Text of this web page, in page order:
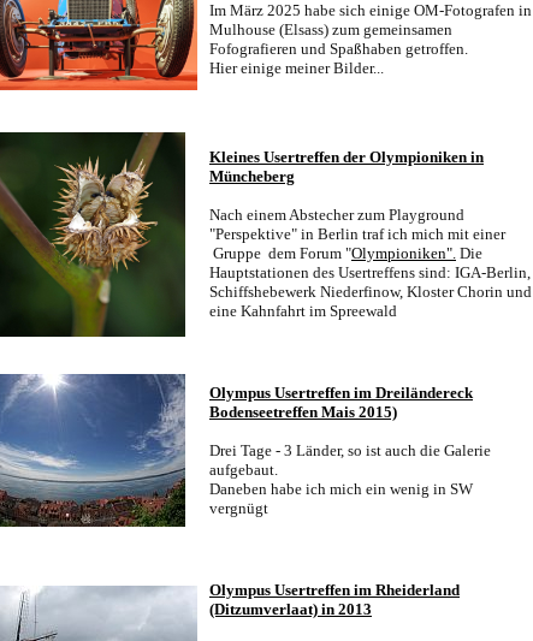
Im März 2025 habe sich einige OM-Fotografen in
Mulhouse (Elsass) zum gemeinsamen
Fofografieren und Spaßhaben getroffen.
Hier einige meiner Bilder...
Kleines Usertreffen der Olympioniken in
Müncheberg
Nach einem Abstecher zum Playground
"Perspektive" in Berlin traf ich mich mit einer
Gruppe dem Forum "Olympioniken". Die
Hauptstationen des Usertreffens sind: IGA-Berlin,
Schiffshebewerk Niederfinow, Kloster Chorin und
eine Kahnfahrt im Spreewald
Olympus Usertreffen im Dreiländereck
Bodenseetreffen Mais 2015)
Drei Tage - 3 Länder, so ist auch die Galerie
aufgebaut.
Daneben habe ich mich ein wenig in SW
vergnügt
Olympus Usertreffen im Rheiderland
(Ditzumverlaat) in 2013